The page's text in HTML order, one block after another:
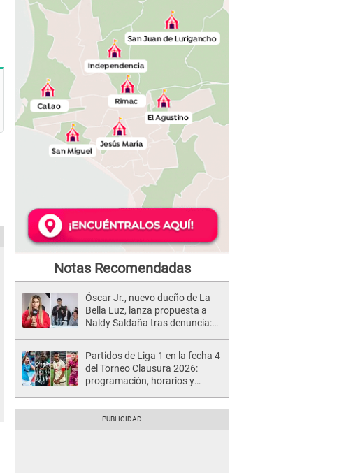
Notas Recomendadas
Óscar Jr., nuevo dueño de La
Bella Luz, lanza propuesta a
Naldy Saldaña tras denuncia:
Partidos de Liga 1 en la fecha 4
del Torneo Clausura 2026:
programación, horarios y